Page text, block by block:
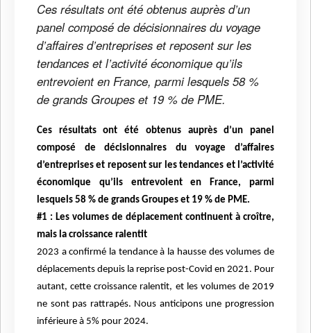
Ces résultats ont été obtenus auprès d’un
panel composé de décisionnaires du voyage
d’affaires d’entreprises et reposent sur les
tendances et l’activité économique qu’ils
entrevoient en France, parmi lesquels 58 %
de grands Groupes et 19 % de PME.
Ces résultats ont été obtenus auprès d’un panel
composé de décisionnaires du voyage d’affaires
d’entreprises et reposent sur les tendances et l’activité
économique qu’ils entrevoient en France, parmi
lesquels 58 % de grands Groupes et 19 % de PME.
#1 : Les volumes de déplacement continuent à croître,
mais la croissance ralentit
2023 a confirmé la tendance à la hausse des volumes de
déplacements depuis la reprise post-Covid en 2021. Pour
autant, cette croissance ralentit, et les volumes de 2019
ne sont pas rattrapés. Nous anticipons une progression
inférieure à 5% pour 2024.